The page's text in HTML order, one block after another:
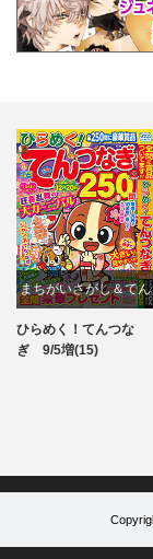
まちがいさがし＆てん
つなぎ
パズル
ひらめく！てんつな
ぎ 9/5増(15)